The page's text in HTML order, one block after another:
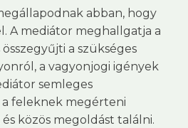
abban, hogy
A mediátor meghallgatja a
a szükséges
a vagyonjogi igények
semleges
feleknek megérteni
közös megoldást találni.